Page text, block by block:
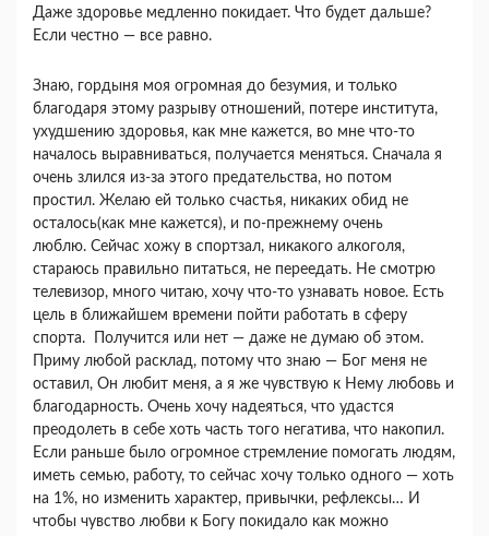
Даже здоровье медленно покидает. Что будет дальше?
Если честно — все равно.
Знаю, гордыня моя огромная до безумия, и только
благодаря этому разрыву отношений, потере института,
ухудшению здоровья, как мне кажется, во мне что-то
началось выравниваться, получается меняться. Сначала я
очень злился из-за этого предательства, но потом
простил. Желаю ей только счастья, никаких обид не
осталось(как мне кажется), и по-прежнему очень
люблю. Сейчас хожу в спортзал, никакого алкоголя,
стараюсь правильно питаться, не переедать. Не смотрю
телевизор, много читаю, хочу что-то узнавать новое. Есть
цель в ближайшем времени пойти работать в сферу
спорта. Получится или нет — даже не думаю об этом.
Приму любой расклад, потому что знаю — Бог меня не
оставил, Он любит меня, а я же чувствую к Нему любовь и
благодарность. Очень хочу надеяться, что удастся
преодолеть в себе хоть часть того негатива, что накопил.
Если раньше было огромное стремление помогать людям,
иметь семью, работу, то сейчас хочу только одного — хоть
на 1%, но изменить характер, привычки, рефлексы… И
чтобы чувство любви к Богу покидало как можно